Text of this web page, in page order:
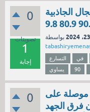
0
تصويتات
1
إجابة
الجاذبية
بواسطة
التسارع في
يساوي
90
0
على
فرق الجهد